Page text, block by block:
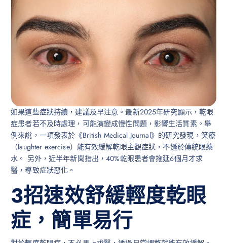
如果這些症狀持續，建議及早注意。最新2025年研究顯示，乾眼
症患者若不及時處理，可能演變成慢性問題，影響生活質素。舉
例來說，一項發表於《British Medical Journal》的研究發現，笑療
（laughter exercise）能有效緩解乾眼主觀症狀，不遜於傳統眼藥
水。 另外，近半年新聞指出，40%乾眼患者會拖延6個月才求
醫，導致症狀惡化。
3招速效舒緩輕度乾眼
症，簡單易行